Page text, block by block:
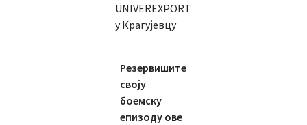
UNIVEREXPORT
у Крагујевцу
Резервишите
своју
боемску
епизоду ове